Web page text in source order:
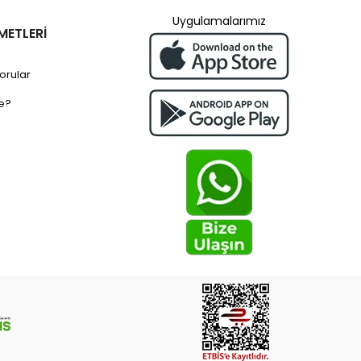
Uygulamalarımız